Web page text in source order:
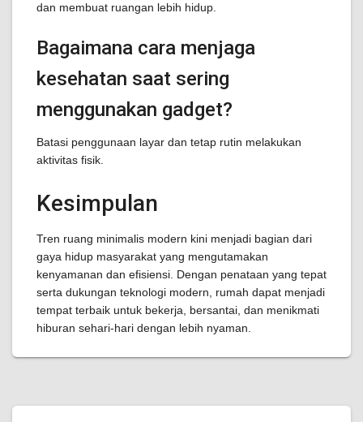
dan membuat ruangan lebih hidup.
Bagaimana cara menjaga
kesehatan saat sering
menggunakan gadget?
Batasi penggunaan layar dan tetap rutin melakukan
aktivitas fisik.
Kesimpulan
Tren ruang minimalis modern kini menjadi bagian dari
gaya hidup masyarakat yang mengutamakan
kenyamanan dan efisiensi. Dengan penataan yang tepat
serta dukungan teknologi modern, rumah dapat menjadi
tempat terbaik untuk bekerja, bersantai, dan menikmati
hiburan sehari-hari dengan lebih nyaman.